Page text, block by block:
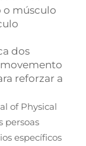
o músculo
dos
movemento
reforzar a
of Physical
persoas
específicos